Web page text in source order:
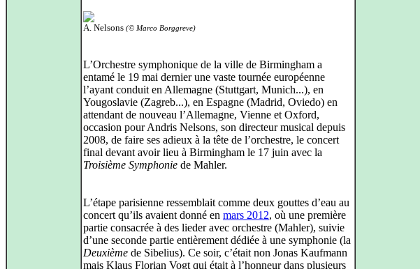
A. Nelsons (© Marco Borggreve)
L’Orchestre symphonique de la ville de Birmingham a
entamé le 19 mai dernier une vaste tournée européenne
l’ayant conduit en Allemagne (Stuttgart, Munich...), en
Yougoslavie (Zagreb...), en Espagne (Madrid, Oviedo) en
attendant de nouveau l’Allemagne, Vienne et Oxford,
occasion pour Andris Nelsons, son directeur musical depuis
2008, de faire ses adieux à la tête de l’orchestre, le concert
final devant avoir lieu à Birmingham le 17 juin avec la
Troisième Symphonie de Mahler.
L’étape parisienne ressemblait comme deux gouttes d’eau au
concert qu’ils avaient donné en mars 2012, où une première
partie consacrée à des lieder avec orchestre (Mahler), suivie
d’une seconde partie entièrement dédiée à une symphonie (la
Deuxième de Sibelius). Ce soir, c’était non Jonas Kaufmann
mais Klaus Florian Vogt qui était à l’honneur dans plusieurs